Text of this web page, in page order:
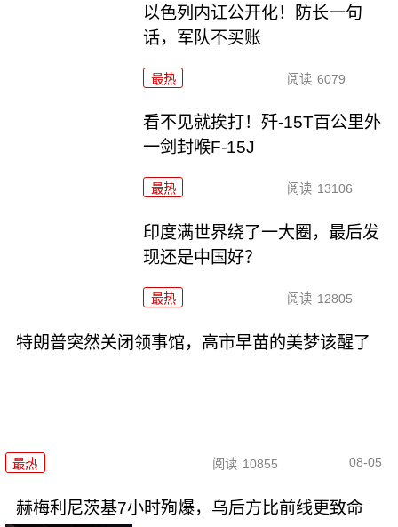
以色列内讧公开化！防长一句
话，军队不买账
最热 阅读 6079
看不见就挨打！歼-15T百公里外
一剑封喉F-15J
最热 阅读 13106
印度满世界绕了一大圈，最后发
现还是中国好？
最热 阅读 12805
特朗普突然关闭领事馆，高市早苗的美梦该醒了
最热 阅读 10855 08-05
赫梅利尼茨基7小时殉爆，乌后方比前线更致命